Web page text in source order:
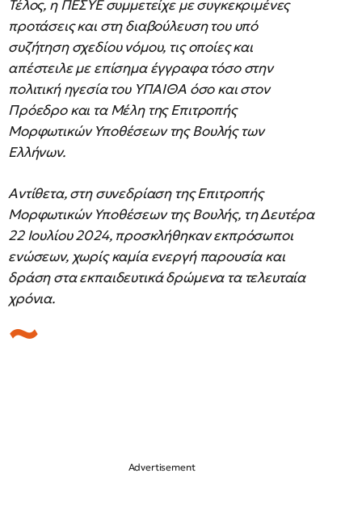
Τέλος, η ΠΕΣΥΕ συμμετείχε με συγκεκριμένες
προτάσεις και στη διαβούλευση του υπό
συζήτηση σχεδίου νόμου, τις οποίες και
απέστειλε με επίσημα έγγραφα τόσο στην
πολιτική ηγεσία του ΥΠΑΙΘΑ όσο και στον
Πρόεδρο και τα Μέλη της Επιτροπής
Μορφωτικών Υποθέσεων της Βουλής των
Ελλήνων.
Αντίθετα, στη συνεδρίαση της Επιτροπής
Μορφωτικών Υποθέσεων της Βουλής, τη Δευτέρα
22 Ιουλίου 2024, προσκλήθηκαν εκπρόσωποι
ενώσεων, χωρίς καμία ενεργή παρουσία και
δράση στα εκπαιδευτικά δρώμενα τα τελευταία
χρόνια.